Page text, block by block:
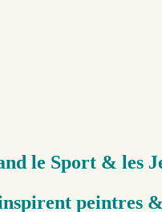
le Sport & les
peintres